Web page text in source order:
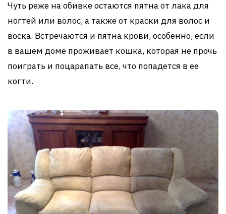
Чуть реже на обивке остаются пятна от лака для
ногтей или волос, а также от краски для волос и
воска. Встречаются и пятна крови, особенно, если
в вашем доме проживает кошка, которая не прочь
поиграть и поцарапать все, что попадется в ее
когти.